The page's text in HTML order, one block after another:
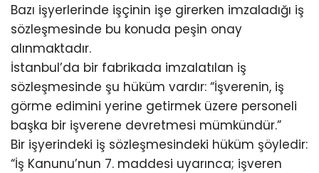
Bazı işyerlerinde işçinin işe girerken imzaladığı iş
sözleşmesinde bu konuda peşin onay
alınmaktadır.
İstanbul’da bir fabrikada imzalatılan iş
sözleşmesinde şu hüküm vardır: “İşverenin, iş
görme edimini yerine getirmek üzere personeli
başka bir işverene devretmesi mümkündür.”
Bir işyerindeki iş sözleşmesindeki hüküm şöyledir:
“İş Kanunu’nun 7. maddesi uyarınca; işveren